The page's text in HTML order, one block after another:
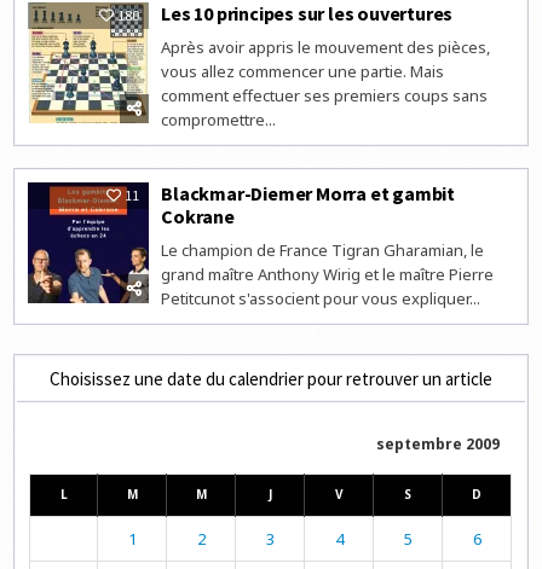
180 Les 10 principes sur les ouvertures
Après avoir appris le mouvement des pièces,
vous allez commencer une partie. Mais
comment effectuer ses premiers coups sans
compromettre...
11
Blackmar-Diemer Morra et gambit
Cokrane
Le champion de France Tigran Gharamian, le
grand maître Anthony Wirig et le maître Pierre
Petitcunot s'associent pour vous expliquer...
Choisissez une date du calendrier pour retrouver un article
septembre 2009
L M M J V S D
1 2 3 4 5 6